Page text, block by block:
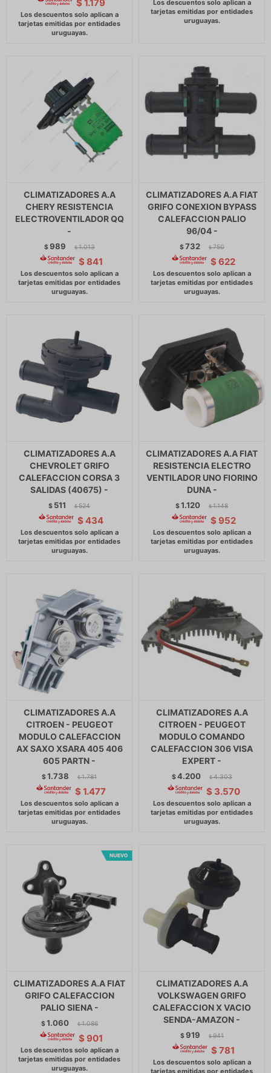
$ 1.179
CLIMATIZADORES A.A
CHERY RESISTENCIA
ELECTROVENTILADOR QQ
-
$989 $ 1.013
$ 841
CLIMATIZADORES A.A FIAT
GRIFO CONEXION BYPASS
CALEFACCION PALIO
96/04 -
$732 $ 750
$ 622
CLIMATIZADORES A.A
CHEVROLET GRIFO
CALEFACCION CORSA 3
SALIDAS (40675) -
$ 511 $ 524
$ 434
CLIMATIZADORES A.A FIAT
RESISTENCIA ELECTRO
VENTILADOR UNO FIORINO
DUNA -
$1.120 $ 1.148
$ 952
CLIMATIZADORES A.A
CITROEN - PEUGEOT
MODULO CALEFACCION
AX SAXO XSARA 405 406
605 PARTN -
$1.738 $ 1.781
$ 1.477
CLIMATIZADORES A.A
CITROEN - PEUGEOT
MODULO COMANDO
CALEFACCION 306 VISA
EXPERT -
$4.200 $ 4.303
$ 3.570
CLIMATIZADORES A.A FIAT
GRIFO CALEFACCION
PALIO SIENA -
$1.060 $ 1.086
$ 901
CLIMATIZADORES A.A
VOLKSWAGEN GRIFO
CALEFACCION X VACIO
SENDA-AMAZON -
$919 $ 941
$ 781